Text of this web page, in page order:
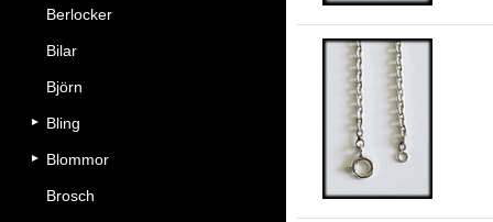
Berlocker
Bilar
Björn
Bling
Blommor
Brosch